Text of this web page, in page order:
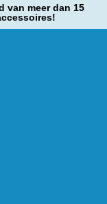
van meer dan 15